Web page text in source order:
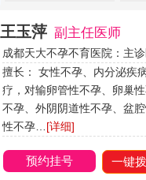
王玉萍 副主任医师
成都天大不孕不育医院：主
擅长： 女性不孕、内分泌疾
疗，对输卵管性不孕、卵巢
不孕、外阴阴道性不孕、盆
性不孕… [详细]
预约挂号 一键